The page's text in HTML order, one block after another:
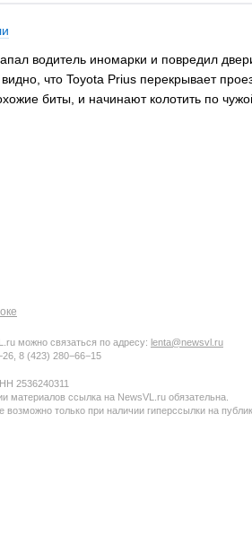
водитель иномарки и повредил
что Toyota Prius перекрывает
биты, и начинают колотить по
можно связаться по адресу: lenta@newsvl.ru
8 (423) 280−66−15
2536240311
материалов ссылка на NewsVL.ru обязательна.
возможно только при наличии гиперссылки на